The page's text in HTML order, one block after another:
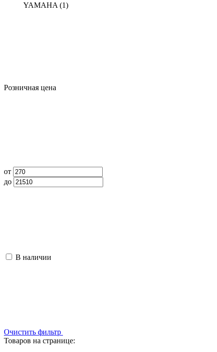
YAMAHA (1)
Розничная цена
от
до
В наличии
Очистить фильтр
Товаров на странице: